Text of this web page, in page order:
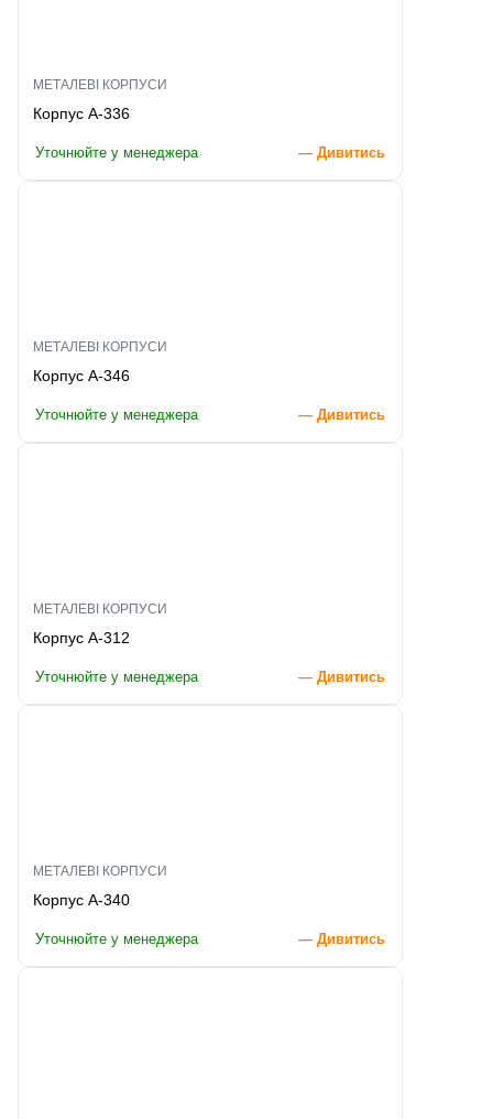
МЕТАЛЕВІ КОРПУСИ
Корпус A-336
Уточнюйте у менеджера — Дивитись
МЕТАЛЕВІ КОРПУСИ
Корпус A-346
Уточнюйте у менеджера — Дивитись
МЕТАЛЕВІ КОРПУСИ
Корпус A-312
Уточнюйте у менеджера — Дивитись
МЕТАЛЕВІ КОРПУСИ
Корпус A-340
Уточнюйте у менеджера — Дивитись